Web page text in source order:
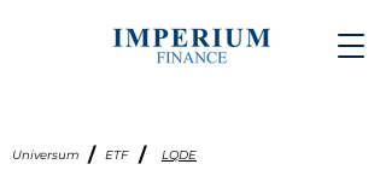
Universum / ETF / LQDE